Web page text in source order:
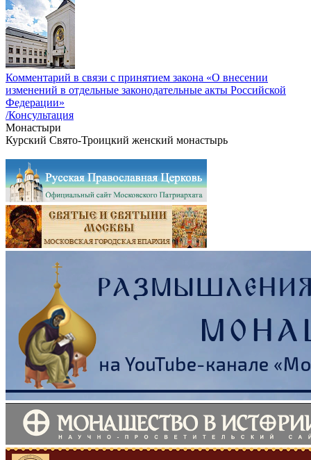
Комментарий в связи с принятием закона «О внесении
изменений в отдельные законодательные акты Российской
Федерации»
/Консультация
Монастыри
Курский Свято-Троицкий женский монастырь